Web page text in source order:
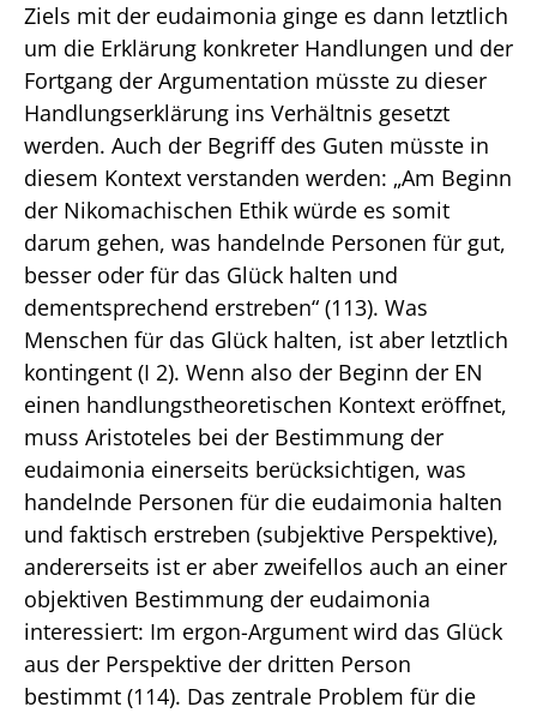
Ziels mit der eudaimonia ginge es dann letztlich
um die Erklärung konkreter Handlungen und der
Fortgang der Argumentation müsste zu dieser
Handlungserklärung ins Verhältnis gesetzt
werden. Auch der Begriff des Guten müsste in
diesem Kontext verstanden werden: „Am Beginn
der Nikomachischen Ethik würde es somit
darum gehen, was handelnde Personen für gut,
besser oder für das Glück halten und
dementsprechend erstreben“ (113). Was
Menschen für das Glück halten, ist aber letztlich
kontingent (I 2). Wenn also der Beginn der EN
einen handlungstheoretischen Kontext eröffnet,
muss Aristoteles bei der Bestimmung der
eudaimonia einerseits berücksichtigen, was
handelnde Personen für die eudaimonia halten
und faktisch erstreben (subjektive Perspektive),
andererseits ist er aber zweifellos auch an einer
objektiven Bestimmung der eudaimonia
interessiert: Im ergon-Argument wird das Glück
aus der Perspektive der dritten Person
bestimmt (114). Das zentrale Problem für die